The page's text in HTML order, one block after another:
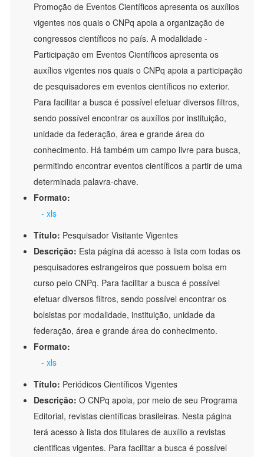
Promoção de Eventos Científicos apresenta os auxílios
vigentes nos quais o CNPq apoia a organização de
congressos científicos no país. A modalidade -
Participação em Eventos Científicos apresenta os
auxílios vigentes nos quais o CNPq apoia a participação
de pesquisadores em eventos científicos no exterior.
Para facilitar a busca é possível efetuar diversos filtros,
sendo possível encontrar os auxílios por instituição,
unidade da federação, área e grande área do
conhecimento. Há também um campo livre para busca,
permitindo encontrar eventos científicos a partir de uma
determinada palavra-chave.
Formato:
- xls
Título: Pesquisador Visitante Vigentes
Descrição: Esta página dá acesso à lista com todas os
pesquisadores estrangeiros que possuem bolsa em
curso pelo CNPq. Para facilitar a busca é possível
efetuar diversos filtros, sendo possível encontrar os
bolsistas por modalidade, instituição, unidade da
federação, área e grande área do conhecimento.
Formato:
- xls
Título: Periódicos Científicos Vigentes
Descrição: O CNPq apoia, por meio de seu Programa
Editorial, revistas científicas brasileiras. Nesta página
terá acesso à lista dos titulares de auxílio a revistas
cientificas vigentes. Para facilitar a busca é possível